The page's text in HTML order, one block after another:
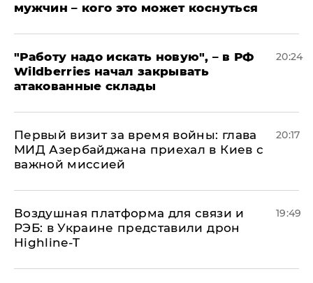
мужчин – кого это может коснуться
"Работу надо искать новую", – в РФ
Wildberries начал закрывать
атакованные склады
20:24
Первый визит за время войны: глава
МИД Азербайджана приехал в Киев с
важной миссией
20:17
Воздушная платформа для связи и
РЭБ: в Украине представили дрон
Highline-T
19:49